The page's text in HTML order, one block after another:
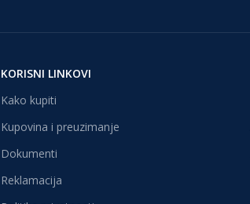
KORISNI LINKOVI
Kako kupiti
Kupovina i preuzimanje
Dokumenti
Reklamacija